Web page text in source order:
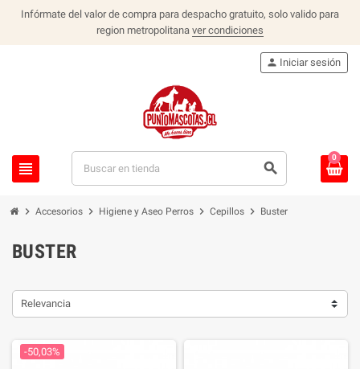
Infórmate del valor de compra para despacho gratuito, solo valido para
region metropolitana ver condiciones
view_headline search
person Iniciar sesión
0
chevron_right Accesorios chevron_right Higiene y Aseo Perros chevron_right Cepillos chevron_right Buster
BUSTER
Relevancia
-50,03%